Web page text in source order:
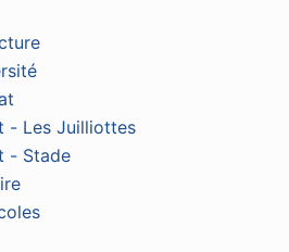
- Les Juilliottes
- Stade